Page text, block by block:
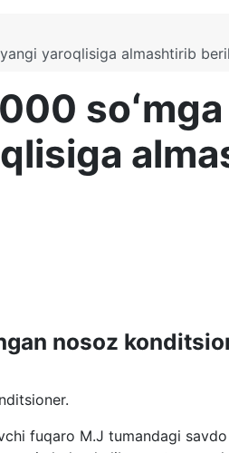
yaroqlisiga almashtirib
nosoz
fuqaro M.J tumandagi